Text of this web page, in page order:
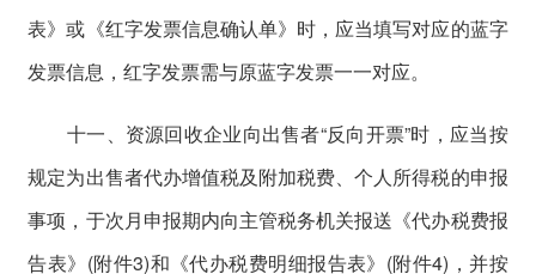
表》或《红字发票信息确认单》时，应当填写对应的蓝字
发票信息，红字发票需与原蓝字发票一一对应。
十一、资源回收企业向出售者“反向开票”时，应当按
规定为出售者代办增值税及附加税费、个人所得税的申报
事项，于次月申报期内向主管税务机关报送《代办税费报
告表》(附件3)和《代办税费明细报告表》(附件4)，并按